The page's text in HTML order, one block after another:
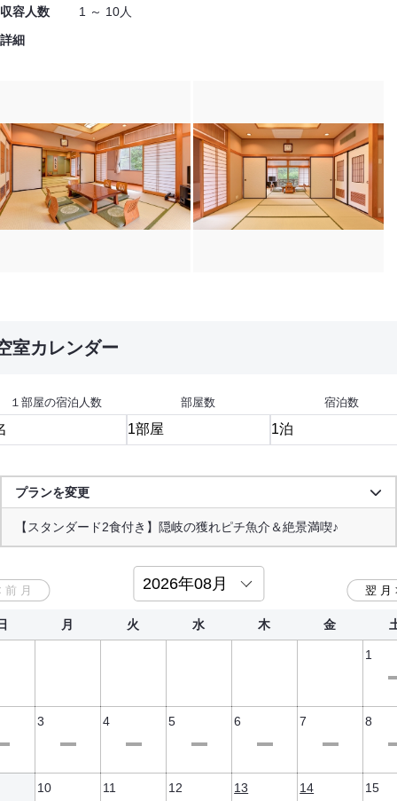
収容人数
1 ～ 10人
詳細
室カレンダー
１部屋の宿泊人数 部屋数 宿泊数
プランを変更
【スタンダード2食付き】隠岐の獲れピチ魚介＆絶景満喫♪
月 火 水 木 金
1
3 4 5 6 7 8
10 11 12 13 14 15